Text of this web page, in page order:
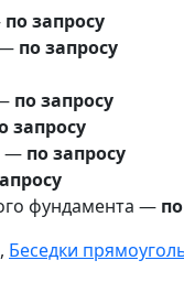
по запросу
по запросу
по запросу
запросу
— по запросу
фундамента —
, Беседки